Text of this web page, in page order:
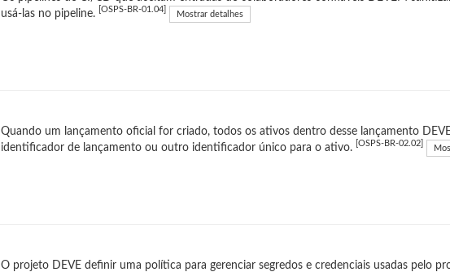
usá-las no pipeline.
[OSPS-BR-01.04] Mostrar detalhes
Quando um lançamento oficial for criado, todos os ativos dentro desse lançamento
identificador de lançamento ou outro identificador único para o ativo.
[OSPS-BR-02.02]
O projeto DEVE definir uma política para gerenciar segredos e credenciais usadas pelo